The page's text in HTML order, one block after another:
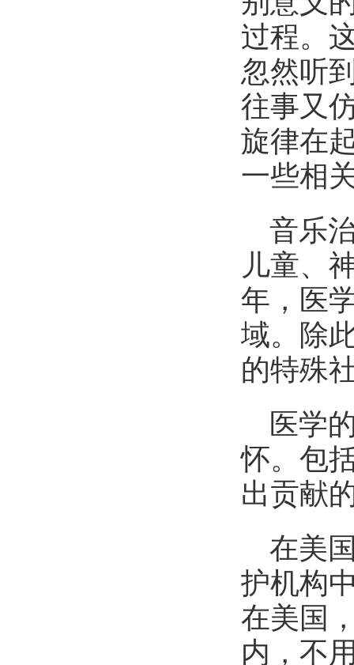
过程。
忽然听
往事又
旋律在
一些相
音乐
儿童、
年，医
域。除
的特殊
医学
怀。包
出贡献
在美
护机构
在美国
内，不